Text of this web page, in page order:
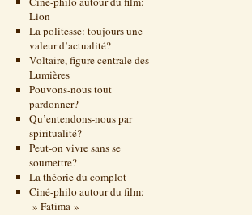
Lion
La politesse: toujours une
valeur d’actualité?
Voltaire, figure centrale des
Lumières
Pouvons-nous tout
pardonner?
Qu’entendons-nous par
spiritualité?
Peut-on vivre sans se
soumettre?
La théorie du complot
Ciné-philo autour du film:
» Fatima »